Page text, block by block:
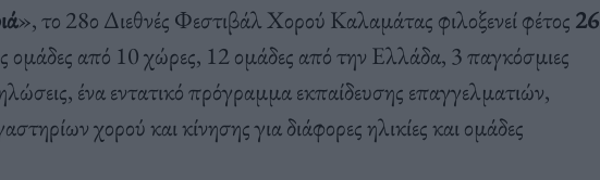
», το 28ο Διεθνές Φεστιβάλ Χορού Καλαμάτας φιλοξενεί φέτος 26
ομάδες από 10 χώρες, 12 ομάδες από την Ελλάδα, 3 παγκόσμιες
ένα εντατικό πρόγραμμα εκπαίδευσης επαγγελματιών,
χορού και κίνησης για διάφορες ηλικίες και ομάδες